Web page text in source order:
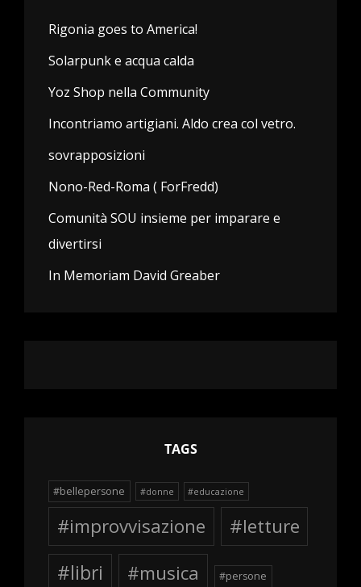
Rigonia goes to America!
Solarpunk e acqua calda
Yoz Shop nella Community
Incontriamo artigiani. Aldo crea col vetro.
sovrapposizioni
Nono-Red-Roma ( ForFredd)
Comunità SOU insieme per imparare e
divertirsi
In Memoriam David Greaber
TAGS
#bellepersone #donne #educazione
#improvvisazione
#letture
#libri
#musica #persone